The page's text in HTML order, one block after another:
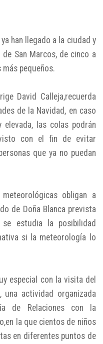
han llegado a la ciudad y
San Marcos, de cinco a
pequeños.
David Calleja,recuerda
de la Navidad, en caso
las colas podrán
con el fin de evitar
que ya no puedan
obligan a
de Doña Blanca prevista
se estudia la posibilidad
si la meteorología lo
especial con la visita del
actividad organizada
de Relaciones con la
la que cientos de niños
en diferentes puntos de